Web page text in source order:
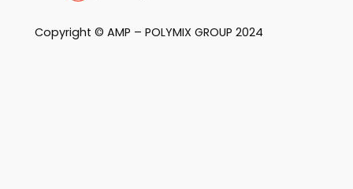
Copyright © AMP – POLYMIX GROUP 2024